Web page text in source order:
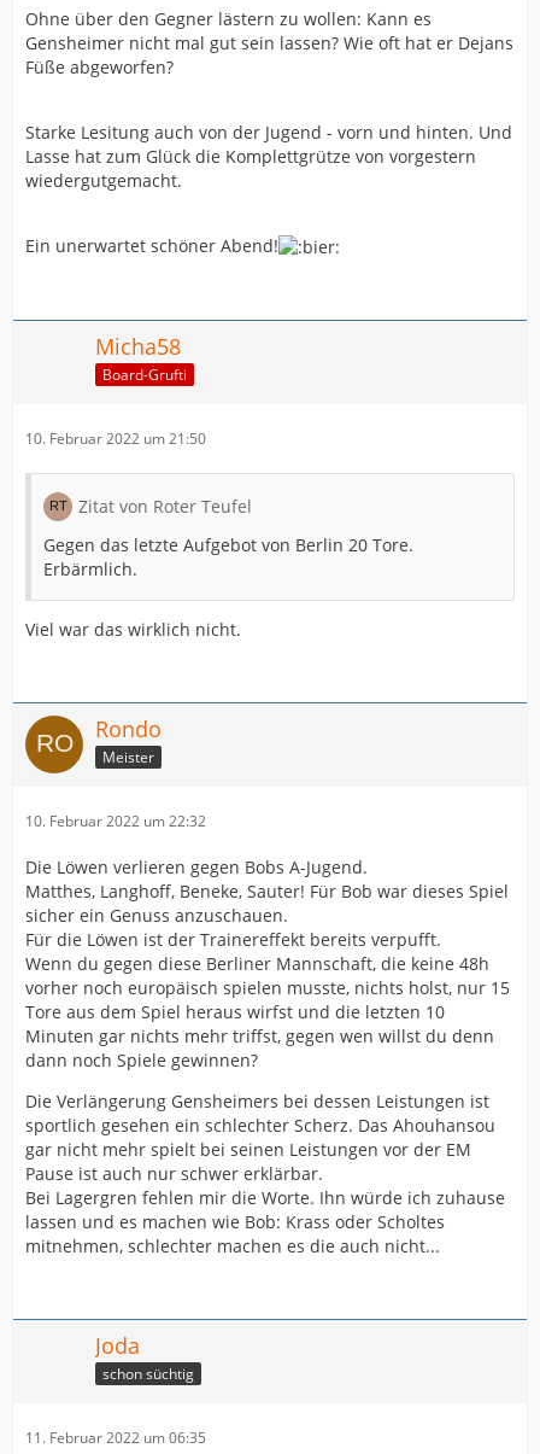
Ohne über den Gegner lästern zu wollen: Kann es
Gensheimer nicht mal gut sein lassen? Wie oft hat er Dejans
Füße abgeworfen?
Starke Lesitung auch von der Jugend - vorn und hinten. Und
Lasse hat zum Glück die Komplettgrütze von vorgestern
wiedergutgemacht.
Ein unerwartet schöner Abend!
Micha58
Board-Grufti
10. Februar 2022 um 21:50
Zitat von Roter Teufel
Gegen das letzte Aufgebot von Berlin 20 Tore.
Erbärmlich.
Viel war das wirklich nicht.
Rondo
Meister
10. Februar 2022 um 22:32
Die Löwen verlieren gegen Bobs A-Jugend.
Matthes, Langhoff, Beneke, Sauter! Für Bob war dieses Spiel
sicher ein Genuss anzuschauen.
Für die Löwen ist der Trainereffekt bereits verpufft.
Wenn du gegen diese Berliner Mannschaft, die keine 48h
vorher noch europäisch spielen musste, nichts holst, nur 15
Tore aus dem Spiel heraus wirfst und die letzten 10
Minuten gar nichts mehr triffst, gegen wen willst du denn
dann noch Spiele gewinnen?
Die Verlängerung Gensheimers bei dessen Leistungen ist
sportlich gesehen ein schlechter Scherz. Das Ahouhansou
gar nicht mehr spielt bei seinen Leistungen vor der EM
Pause ist auch nur schwer erklärbar.
Bei Lagergren fehlen mir die Worte. Ihn würde ich zuhause
lassen und es machen wie Bob: Krass oder Scholtes
mitnehmen, schlechter machen es die auch nicht...
Joda
schon süchtig
11. Februar 2022 um 06:35